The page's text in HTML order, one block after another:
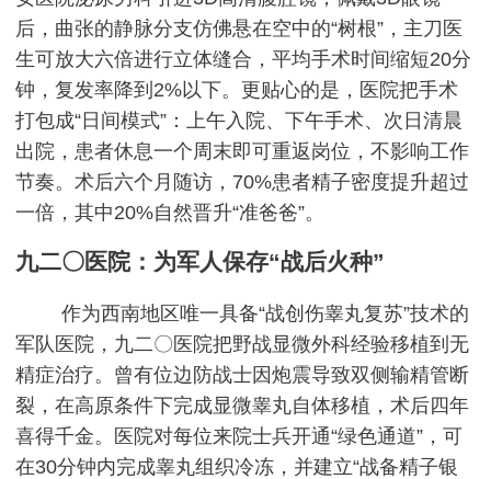
后，曲张的静脉分支仿佛悬在空中的“树根”，主刀医
生可放大六倍进行立体缝合，平均手术时间缩短20分
钟，复发率降到2%以下。更贴心的是，医院把手术
打包成“日间模式”：上午入院、下午手术、次日清晨
出院，患者休息一个周末即可重返岗位，不影响工作
节奏。术后六个月随访，70%患者精子密度提升超过
一倍，其中20%自然晋升“准爸爸”。
九二〇医院：为军人保存“战后火种”
作为西南地区唯一具备“战创伤睾丸复苏”技术的
军队医院，九二〇医院把野战显微外科经验移植到无
精症治疗。曾有位边防战士因炮震导致双侧输精管断
裂，在高原条件下完成显微睾丸自体移植，术后四年
喜得千金。医院对每位来院士兵开通“绿色通道”，可
在30分钟内完成睾丸组织冷冻，并建立“战备精子银